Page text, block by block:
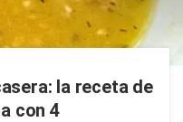
la receta de
con 4